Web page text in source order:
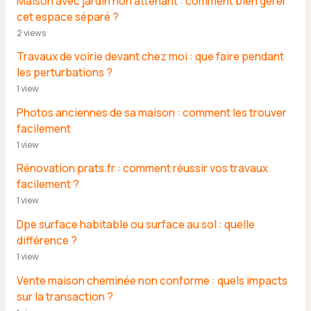
cet espace séparé ?
2 views
Travaux de voirie devant chez moi : que faire pendant
les perturbations ?
1 view
Photos anciennes de sa maison : comment les trouver
facilement
1 view
Rénovation prats.fr : comment réussir vos travaux
facilement ?
1 view
Dpe surface habitable ou surface au sol : quelle
différence ?
1 view
Vente maison cheminée non conforme : quels impacts
sur la transaction ?